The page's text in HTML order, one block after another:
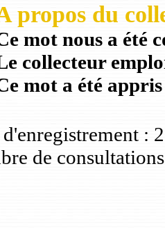
propos du
mot nous a été
collecteur
mot a été
:
de